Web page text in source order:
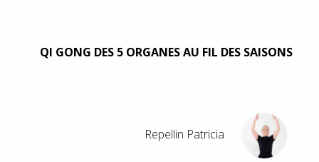
QI GONG DES 5 ORGANES AU FIL DES SAISONS
Repellin Patricia